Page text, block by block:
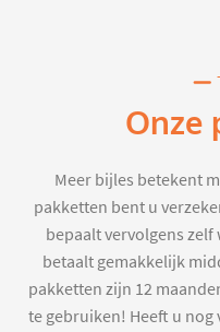
Onze
Meer bijles betekent
pakketten bent u
bepaalt vervolgens
betaalt gemakkelijk
pakketten zijn 12
te gebruiken! Heeft u nog